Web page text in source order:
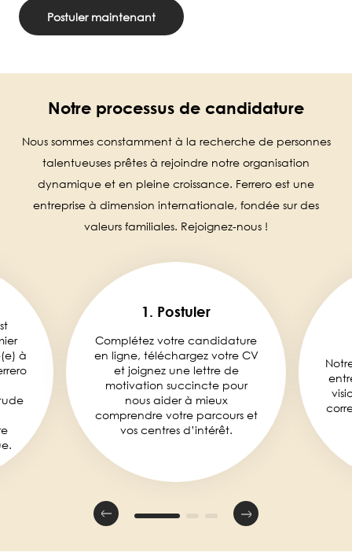
Postuler maintenant
Notre processus de candidature
Nous sommes constamment à la recherche de personnes
talentueuses prêtes à rejoindre notre organisation
dynamique et en pleine croissance. Ferrero est une
entreprise à dimension internationale, fondée sur des
valeurs familiales. Rejoignez-nous !
à
1. Postuler
Complétez votre candidature
en ligne, téléchargez votre CV
et joignez une lettre de
motivation succincte pour
nous aider à mieux
comprendre votre parcours et
vos centres d’intérêt.